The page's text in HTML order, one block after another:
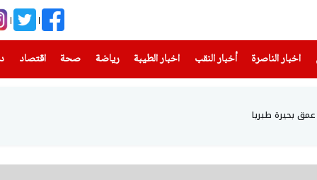
اخبار الناصرة
(current) أخبار النقب اخبار الطيبة(current) رياضة
(current) صحة(current) اقتصاد